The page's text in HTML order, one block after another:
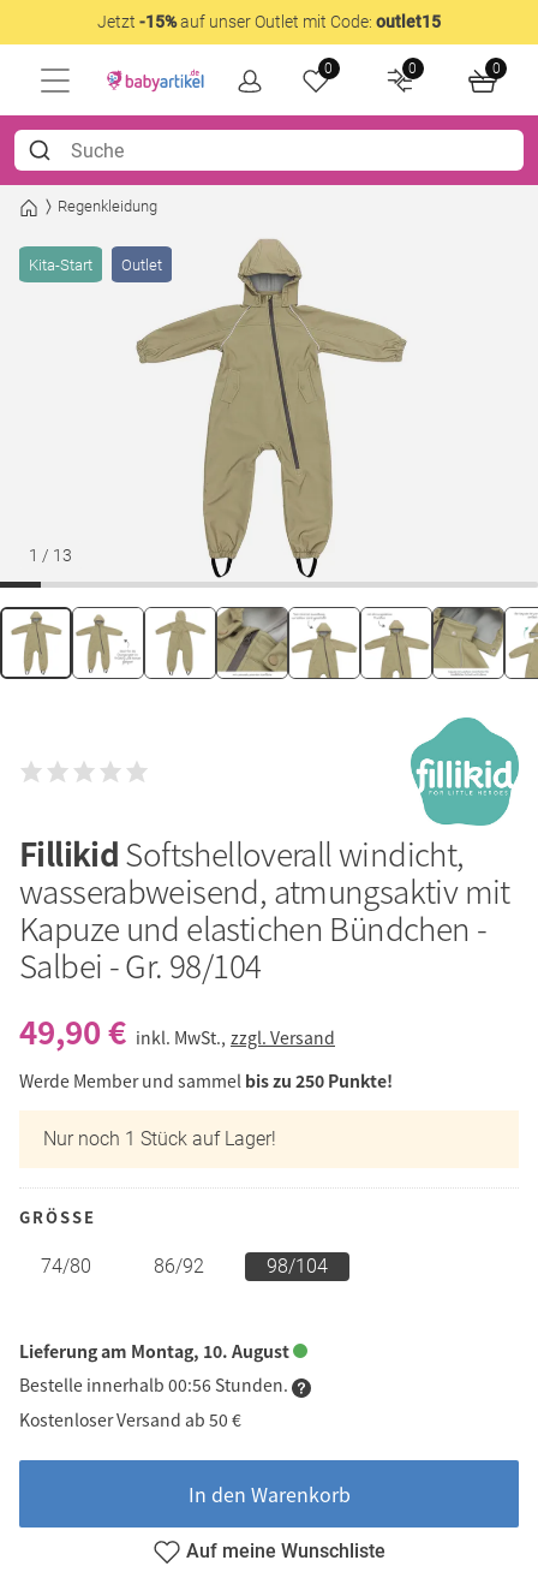
Jetzt -15%auf unser Outlet mit Code: outlet15
0 0 0
Regenkleidung
1 / 13
Kita-Start Outlet
FillikidSoftshelloverall windicht,
wasserabweisend, atmungsaktiv mit
Kapuze und elastichen Bündchen -
Salbei - Gr. 98/104
49,90 € inkl. MwSt., zzgl. Versand
Werde Member und sammel bis zu 250 Punkte!
Nur noch 1 Stück auf Lager!
GRÖSSE
74/80 86/92 98/104
Lieferung am Montag, 10. August
Bestelle innerhalb 00:56 Stunden.
Kostenloser Versand ab 50 €
In den Warenkorb
Auf meine Wunschliste